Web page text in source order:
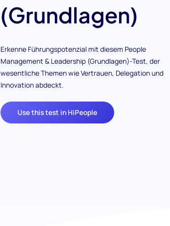
(Grundlagen)
Erkenne Führungspotenzial mit diesem People
Management & Leadership (Grundlagen)-Test, der
wesentliche Themen wie Vertrauen, Delegation und
Innovation abdeckt.
Use this test in HiPeople